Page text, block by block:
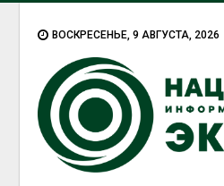
ВОСКРЕСЕНЬЕ, 9 АВГУСТА, 2026